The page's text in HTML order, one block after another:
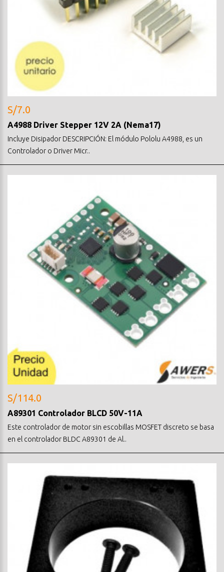
S/7.0
A4988 Driver Stepper 12V 2A (Nema17)
Incluye Disipador DESCRIPCIÓN: El módulo Pololu A4988, es un
Controlador o Driver Micr..
S/114.0
A89301 Controlador BLCD 50V-11A
Este controlador de motor sin escobillas MOSFET discreto se basa
en el controlador BLDC A89301 de Al..